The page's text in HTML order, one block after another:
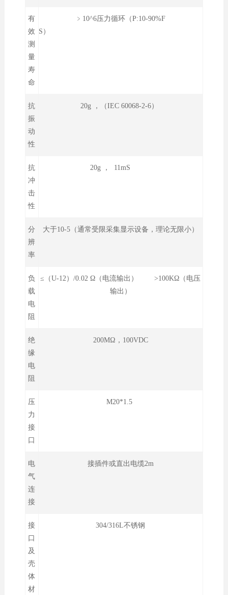
有
效
测
量
寿
命
﹥10^6压力循环（P:10-90%F
S）
抗
振
动
性
20g ，（IEC 60068-2-6）
抗
冲
击
性
20g ， 11mS
分
辨
率
大于10-5（通常受限采集显示设备，理论无限小）
负
载
电
阻
≤（U-12）/0.02 Ω（电流输出） >100KΩ（电压
输出）
绝
缘
电
阻
200MΩ，100VDC
压
力
接
口
M20*1.5
电
气
连
接
接插件或直出电缆2m
接
口
及
壳
体
材
304/316L不锈钢